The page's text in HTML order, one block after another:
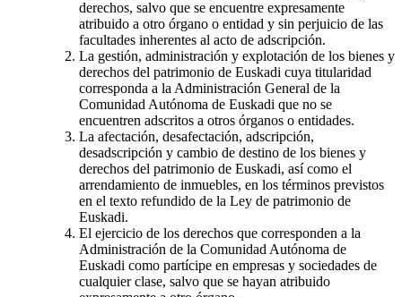
derechos, salvo que se encuentre expresamente
atribuido a otro órgano o entidad y sin perjuicio de las
facultades inherentes al acto de adscripción.
La gestión, administración y explotación de los bienes y
derechos del patrimonio de Euskadi cuya titularidad
corresponda a la Administración General de la
Comunidad Autónoma de Euskadi que no se
encuentren adscritos a otros órganos o entidades.
La afectación, desafectación, adscripción,
desadscripción y cambio de destino de los bienes y
derechos del patrimonio de Euskadi, así como el
arrendamiento de inmuebles, en los términos previstos
en el texto refundido de la Ley de patrimonio de
Euskadi.
El ejercicio de los derechos que corresponden a la
Administración de la Comunidad Autónoma de
Euskadi como partícipe en empresas y sociedades de
cualquier clase, salvo que se hayan atribuido